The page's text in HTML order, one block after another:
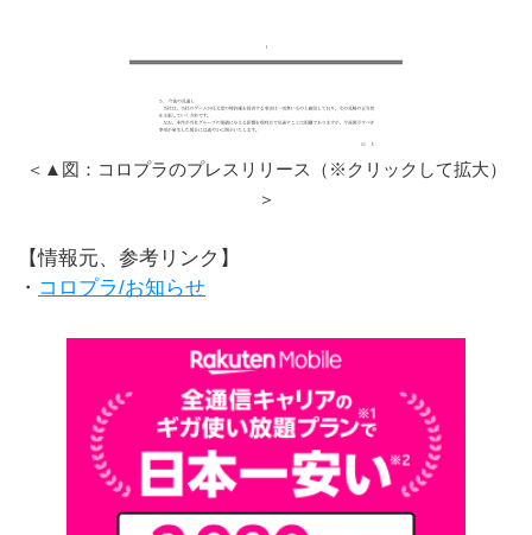
＜▲図：コロプラのプレスリリース（※クリックして拡大）
＞
【情報元、参考リンク】
・ コロプラ/お知らせ